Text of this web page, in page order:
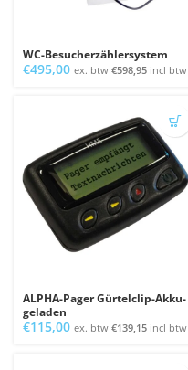
WC-Besucherzählersystem
€495,00 ex. btw €598,95 incl btw
ALPHA-Pager Gürtelclip-Akku-
geladen
€115,00 ex. btw €139,15 incl btw